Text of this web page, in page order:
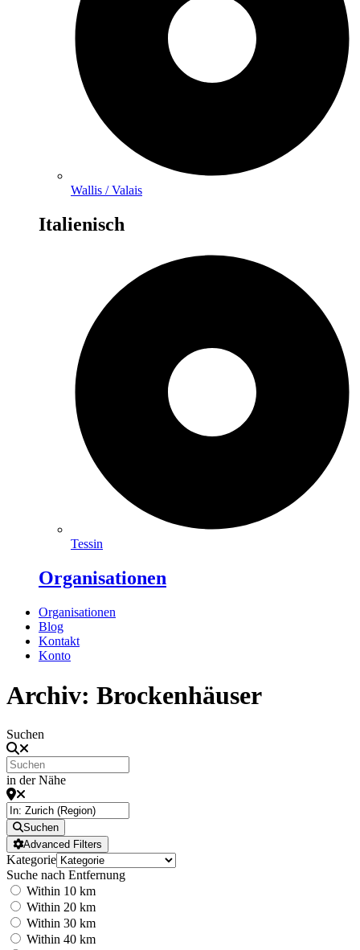
Wallis / Valais
Italienisch
Tessin
Organisationen
Organisationen
Blog
Kontakt
Konto
Archiv: Brockenhäuser
Suchen
in der Nähe
Suchen
Advanced Filters
Kategorie
Suche nach Entfernung
Within 10 km
Within 20 km
Within 30 km
Within 40 km